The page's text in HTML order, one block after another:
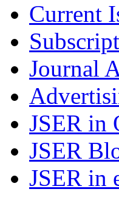
Current
Journal
JSER in
JSER
JSER in